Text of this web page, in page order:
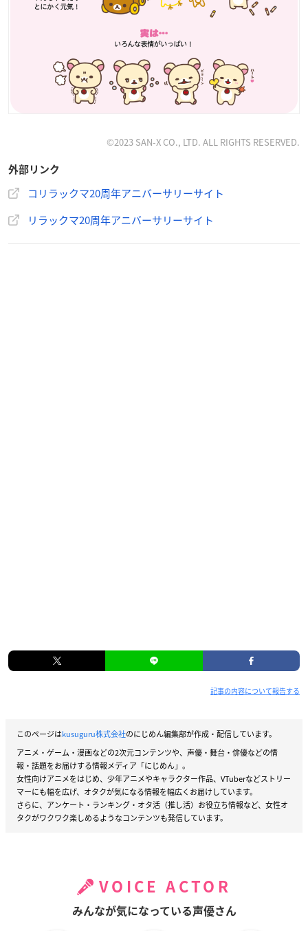
©2023 SAN-X CO., LTD. ALL RIGHTS RESERVED.
外部リンク
コリラックマ20周年アニバーサリーサイト
リラックマ20周年アニバーサリーサイト
記事の内容について報告する
このページはkusuguru株式会社のにじめん編集部が作成・配信しています。
アニメ・ゲーム・漫画などの2次元コンテンツや、声優・舞台・俳優などの情
報・話題をお届けする情報メディア「にじめん」。
女性向けアニメをはじめ、少年アニメやキャラクター作品、VTuberなどストリー
マーにも幅を広げ、オタクが気になる情報を幅広くお届けしています。
さらに、アンケート・ランキング・オタ活（推し活）お役立ち情報など、女性オ
タクがワクワク楽しめるようなコンテンツも発信しています。
VOICE ACTOR
みんなが気になっている声優さん